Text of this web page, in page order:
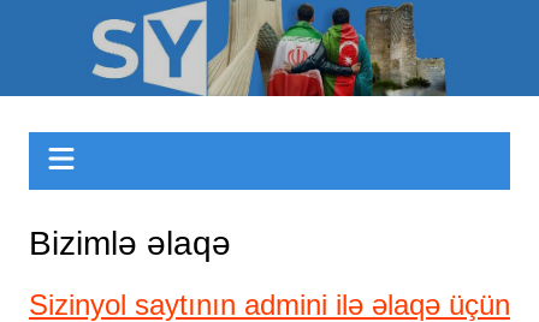
Sizinyol.org
Bizimlə əlaqə
Sizinyol saytının admini ilə əlaqə üçün